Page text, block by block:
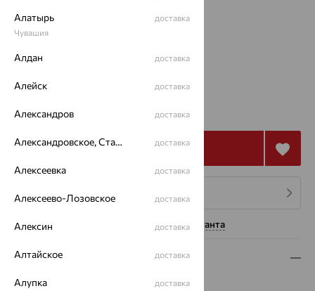
Размеры:
от 4 322 12 005₽
Купить
Нужна помощь консультанта
Описание
Вес:3.81 — 3.88
Алатырь
Чувашия
доставка
Алдан доставка
Алейск доставка
Александров доставка
Александровское, Ставропольский край доставка
Алексеевка доставка
Алексеево-Лозовское доставка
Алексин доставка
Алтайское доставка
Алупка доставка